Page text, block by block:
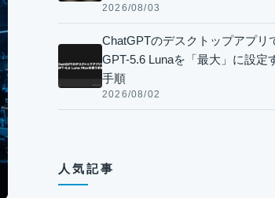
2026/08/03
ChatGPTのデスクトップアプリ
GPT-5.6 Lunaを「最大」に設定
手順
2026/08/02
人気記事